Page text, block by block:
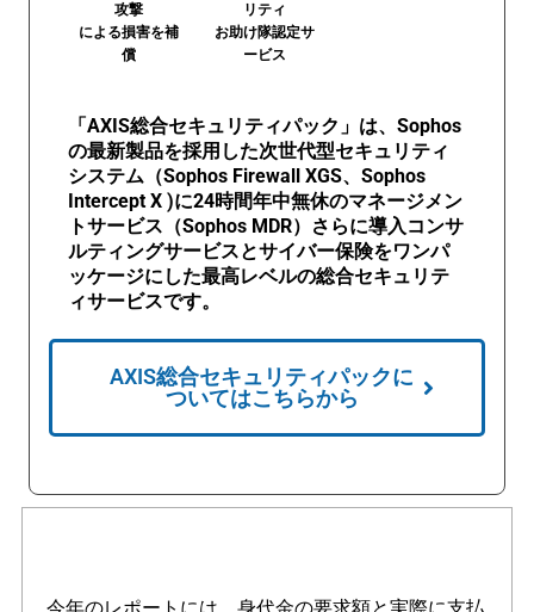
攻撃
による損害を補
償
リティ
お助け隊認定サ
ービス
「AXIS総合セキュリティパック」は、Sophos
の最新製品を採用した次世代型セキュリティ
システム（Sophos Firewall XGS、Sophos
Intercept X )に24時間年中無休のマネージメン
トサービス（Sophos MDR）さらに導入コンサ
ルティングサービスとサイバー保険をワンパ
ッケージにした最高レベルの総合セキュリテ
ィサービスです。
AXIS総合セキュリティパックに
ついてはこちらから